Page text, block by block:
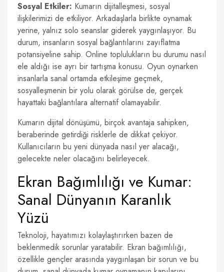
Sosyal Etkiler: Kumarın dijitalleşmesi, sosyal
ilişkilerimizi de etkiliyor. Arkadaşlarla birlikte oynamak
yerine, yalnız solo seanslar giderek yaygınlaşıyor. Bu
durum, insanların sosyal bağlantılarını zayıflatma
potansiyeline sahip. Online toplulukların bu durumu nasıl
ele aldığı ise ayrı bir tartışma konusu. Oyun oynarken
insanlarla sanal ortamda etkileşime geçmek,
sosyalleşmenin bir yolu olarak görülse de, gerçek
hayattaki bağlantılara alternatif olamayabilir.
Kumarın dijital dönüşümü, birçok avantaja sahipken,
beraberinde getirdiği risklerle de dikkat çekiyor.
Kullanıcıların bu yeni dünyada nasıl yer alacağı,
gelecekte neler olacağını belirleyecek.
Ekran Bağımlılığı ve Kumar:
Sanal Dünyanın Karanlık
Yüzü
Teknoloji, hayatımızı kolaylaştırırken bazen de
beklenmedik sorunlar yaratabilir. Ekran bağımlılığı,
özellikle gençler arasında yaygınlaşan bir sorun ve bu